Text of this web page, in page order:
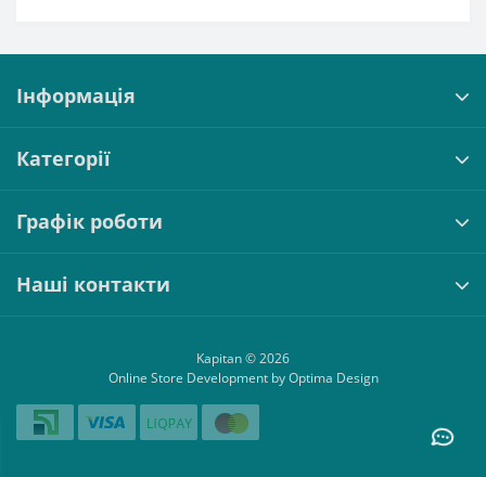
Інформація
Категорії
Графік роботи
Наші контакти
Kapitan © 2026
Online Store Development by Optima Design